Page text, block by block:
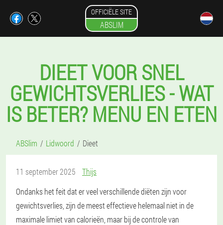
OFFICIËLE SITE
ABSLIM
DIEET VOOR SNEL
GEWICHTSVERLIES - WAT
IS BETER? MENU EN ETEN
ABSlim Lidwoord Dieet
11 september 2025
Thijs
Ondanks het feit dat er veel verschillende diëten zijn voor
gewichtsverlies, zijn de meest effectieve helemaal niet in de
maximale limiet van calorieën, maar bij de controle van